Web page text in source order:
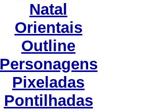
Natal
Orientais
Outline
Personagens
Pixeladas
Pontilhadas